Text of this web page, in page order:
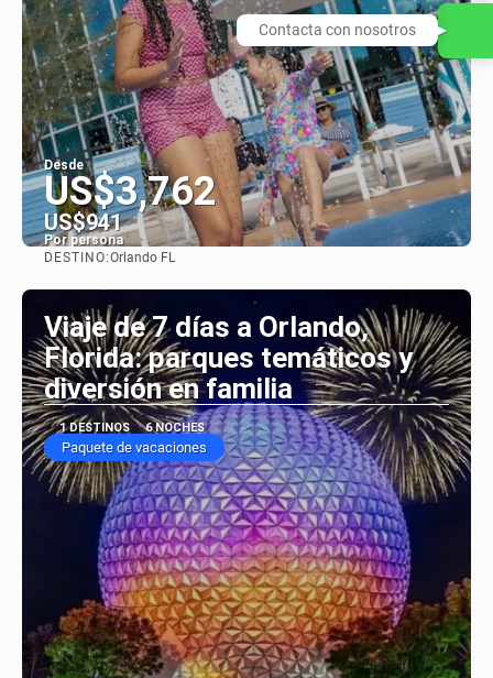
Desde
US$3,762
US$941
Por persona
DESTINO:Orlando FL
Viaje de 7 días a Orlando,
Florida: parques temáticos y
diversión en familia
1 DESTINOS 6 NOCHES
Paquete de vacaciones
Contacta con nosotros